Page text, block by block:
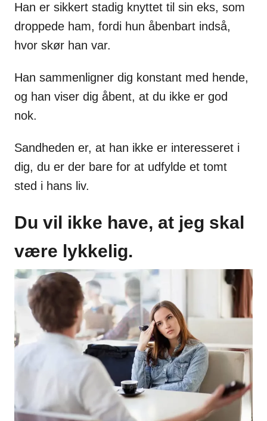
Han er sikkert stadig knyttet til sin eks, som
droppede ham, fordi hun åbenbart indså,
hvor skør han var.
Han sammenligner dig konstant med hende,
og han viser dig åbent, at du ikke er god
nok.
Sandheden er, at han ikke er interesseret i
dig, du er der bare for at udfylde et tomt
sted i hans liv.
Du vil ikke have, at jeg skal
være lykkelig.